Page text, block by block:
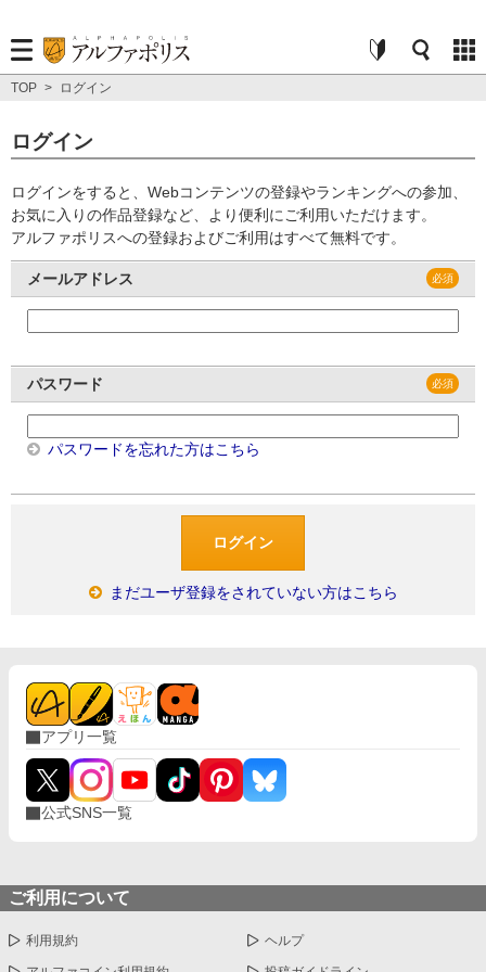
TOP > ログイン
ログイン
ログインをすると、Webコンテンツの登録やランキングへの参加、
お気に入りの作品登録など、より便利にご利用いただけます。
アルファポリスへの登録およびご利用はすべて無料です。
メールアドレス
パスワード
パスワードを忘れた方はこちら
まだユーザ登録をされていない方はこちら
アプリ一覧
公式SNS一覧
ご利用について
利用規約 ヘルプ